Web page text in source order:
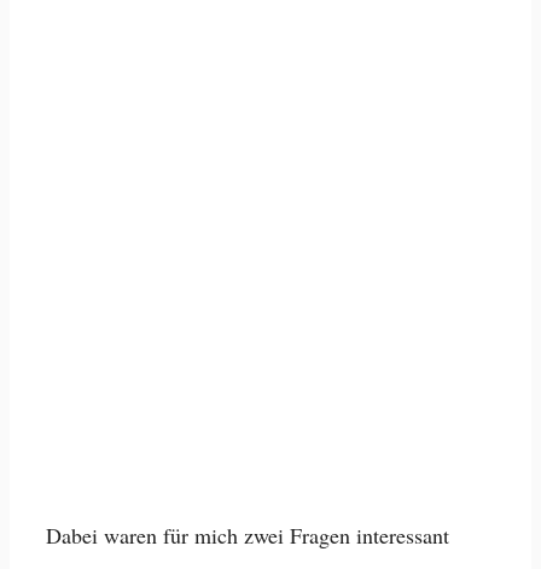
Dabei waren für mich zwei Fragen interessant